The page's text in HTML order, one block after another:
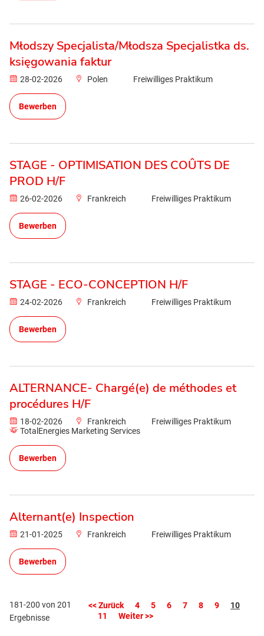
Młodszy Specjalista/Młodsza Specjalistka ds.
księgowania faktur
28-02-2026 Polen Freiwilliges Praktikum
Bewerben
STAGE - OPTIMISATION DES COÛTS DE
PROD H/F
26-02-2026 Frankreich Freiwilliges Praktikum
Bewerben
STAGE - ECO-CONCEPTION H/F
24-02-2026 Frankreich Freiwilliges Praktikum
Bewerben
ALTERNANCE- Chargé(e) de méthodes et
procédures H/F
18-02-2026 Frankreich
Freiwilliges Praktikum
TotalEnergies Marketing Services
Bewerben
Alternant(e) Inspection
21-01-2025 Frankreich Freiwilliges Praktikum
Bewerben
181-200 von 201
Ergebnisse
<< Zurück 4 5 6 7 8 9 Seite
10
11
Weiter >>